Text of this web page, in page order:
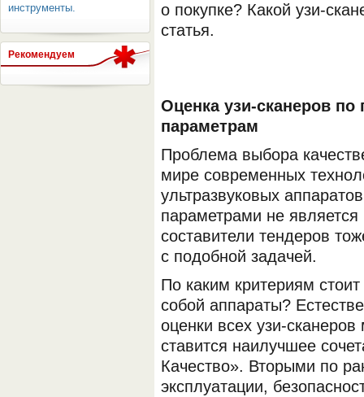
инструменты.
Рекомендуем
о покупке? Какой узи-
статья.
Оценка узи-сканеров
параметрам
Проблема выбора
мире современных
ультразвуковых
параметрами не
составители тендеров
с подобной задачей.
По каким критериям
собой аппараты?
оценки всех узи-
ставится наилучшее
Качество». Вторыми по
эксплуатации,